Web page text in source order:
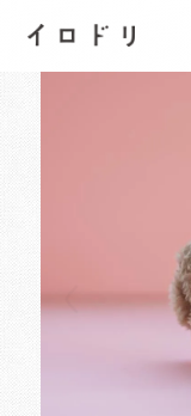
イロドリ